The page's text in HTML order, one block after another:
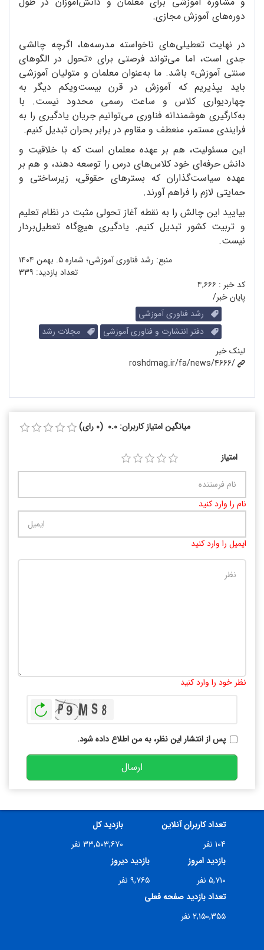
دوره‌های آموزش مجازی.
در نهایت تعطیلی‌های ناخواسته‌ مدرسه‌ها، اگرچه چالشی
جدی است، اما می‌تواند فرصتی برای «تحول در الگوهای
سنتی آموزش» باشد. ما به‌عنوان معلمان و متولیان آموزشی
باید بپذیریم که آموزش در قرن بیست‌ویکم دیگر به
چهاردیواری کلاس و ساعت رسمی محدود نیست. با
به‌کارگیری هوشمندانه‌ فناوری می‌توانیم جریان یادگیری را به
فرایندی مستمر، منعطف و مقاوم در برابر بحران تبدیل کنیم.
این مسئولیت، هم بر عهده‌ معلمان است که با خلاقیت و
دانش حرفه‌ای خود کلاس‌های درس را توسعه دهند، و هم بر
عهده‌ سیاست‌گذاران که بسترهای حقوقی، زیرساختی و
حمایتی لازم را فراهم آورند.
بیایید این چالش را به نقطه‌ ‌آغاز تحولی مثبت در نظام تعلیم
و تربیت کشور تبدیل کنیم. یادگیری هیچ‌گاه تعطیل‌بردار
نیست.
منبع: رشد فناوری آموزشی؛ شماره ۵. بهمن ۱۴۰۴
تعداد بازدید: ۳۳۹
کد خبر : ۴,۶۶۶
پایان خبر/
رشد فناوری آموزشی
دفتر انتشارت و فناوری آموزشی
مجلات رشد
لینک خبر
roshdmag.ir/fa/news/4666/
میانگین امتیاز کاربران: 0.0 (0 رای)
امتیاز
نام را وارد کنید
ایمیل را وارد کنید
نظر خود را وارد کنید
پس از انتشار این نظر، به من اطلاع داده شود.
ارسال
تعداد کاربران آنلاین
۱۰۴ نفر
بازدید کل
۳۳,۵۰۳,۶۷۰ نفر
بازدید امروز
۵,۷۱۰ نفر
بازدید دیروز
۹,۷۶۵ نفر
تعداد بازدید صفحه فعلی
۲,۱۵۰,۳۵۵ نفر